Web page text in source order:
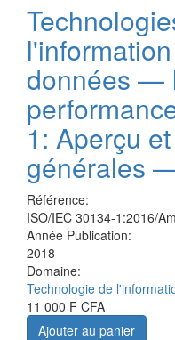
données —
1: Aperçu
générales
Référence:
ISO/IEC 30134-1:2016/
Année Publication:
2018
Domaine:
Technologie de
11 000 F CFA
Ajouter au panier